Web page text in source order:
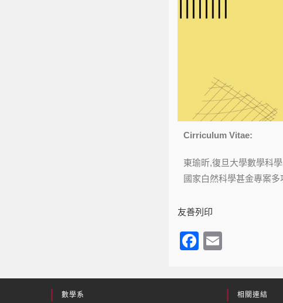
Cirriculum Vitae:
東瑜昕,復旦大學數學科
國家白然科學甚金專案
友善列印
F
c
ail
數學系 相關連結